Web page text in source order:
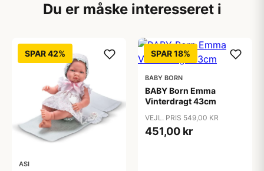
Du er måske interesseret i
SPAR 42%
ASI
SPAR 18%
BABY BORN
BABY Born Emma
Vinterdragt 43cm
VEJL. PRIS 549,00 KR
451,00 kr